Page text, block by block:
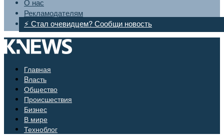
О нас
Рекламодателям
⚡ Стал очевидцем? Сообщи новость
Главная
Bласть
Общество
Происшествия
Бизнес
В мире
Техноблог